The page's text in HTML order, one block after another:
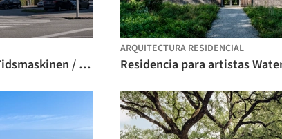
Centro extracurricular Tidsmaskinen / BBP Arkitekter
ARQUITECTURA RESIDENCIAL